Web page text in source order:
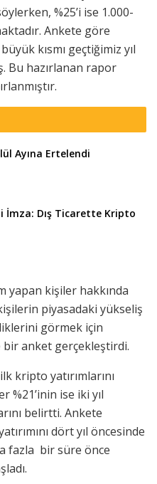
%25’i ise 1.000-
Ankete göre
kısmı geçtiğimiz yıl
Bu hazırlanan rapor
Ayına Ertelendi
İmza: Dış Ticarette Kripto
yapan kişiler hakkında
piyasadaki yükseliş
görmek için
bir anket gerçekleştirdi.
kripto yatırımlarını
%21’inin ise iki yıl
belirtti. Ankete
dört yıl öncesinde
fazla bir süre önce